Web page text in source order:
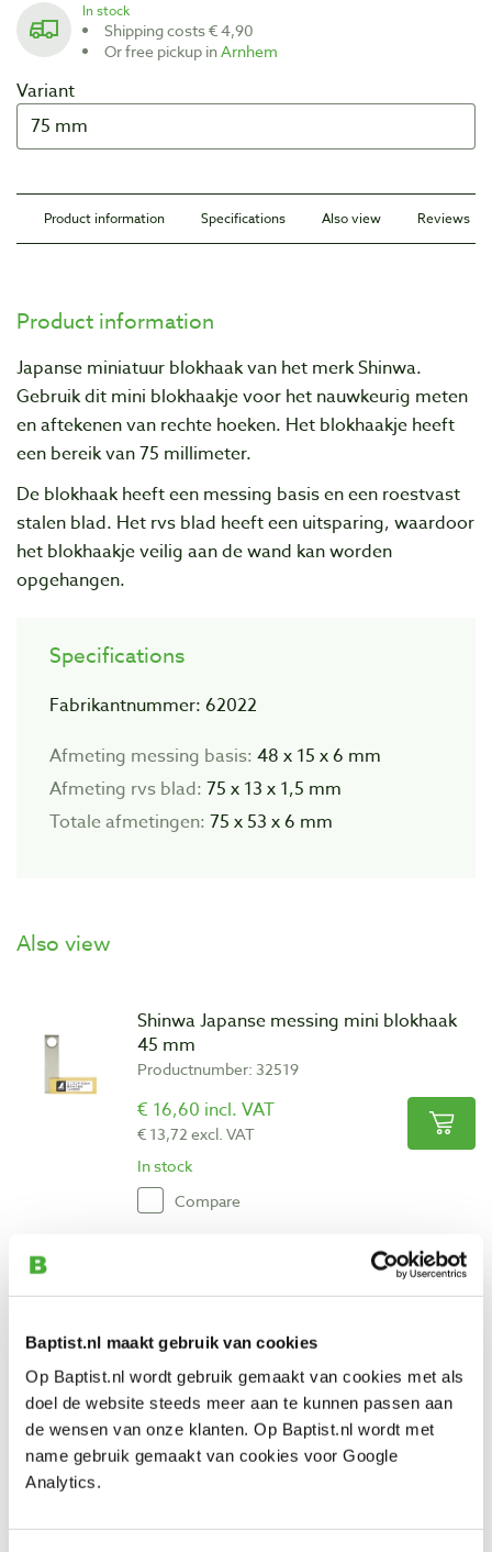
Baptist.nl maakt gebruik van cookies
Op Baptist.nl wordt gebruik gemaakt van cookies met als
doel de website steeds meer aan te kunnen passen aan
de wensen van onze klanten. Op Baptist.nl wordt met
name gebruik gemaakt van cookies voor Google
Analytics.
In stock
Shipping costs € 4,90
Or free pickup inArnhem
Variant
Product information Specifications Also view Reviews
Product information
Japanse miniatuur blokhaak van het merk Shinwa.
Gebruik dit mini blokhaakje voor het nauwkeurig meten
en aftekenen van rechte hoeken. Het blokhaakje heeft
een bereik van 75 millimeter.
De blokhaak heeft een messing basis en een roestvast
stalen blad. Het rvs blad heeft een uitsparing, waardoor
het blokhaakje veilig aan de wand kan worden
opgehangen.
Specifications
Fabrikantnummer: 62022
Afmeting messing basis: 48 x 15 x 6 mm
Afmeting rvs blad: 75 x 13 x 1,5 mm
Totale afmetingen: 75 x 53 x 6 mm
Also view
Shinwa Japanse messing mini blokhaak
45 mm
Productnumber: 32519
€ 16,60 incl. VAT
€ 13,72 excl. VAT
In stock
Compare
Shinwa Japanse precisie blokhaak 150
mm
€ 53,75 incl. VAT
€ 44,42 excl. VAT
In stock
Compare